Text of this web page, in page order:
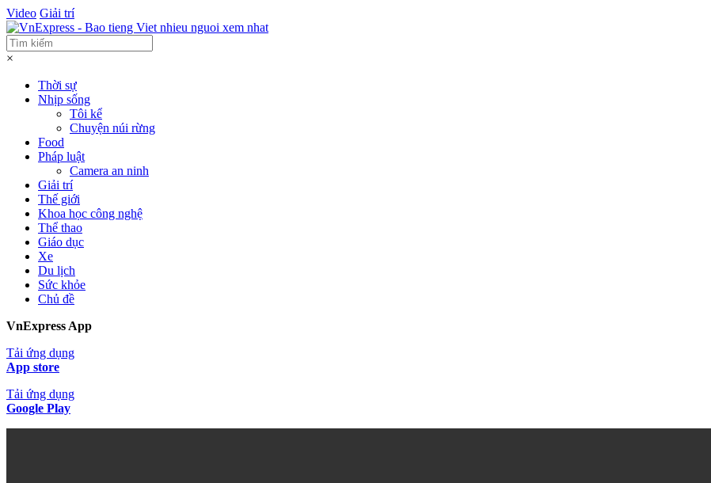
Video Giải trí
×
Thời sự
Nhịp sống
Tôi kể
Chuyện núi rừng
Food
Pháp luật
Camera an ninh
Giải trí
Thế giới
Khoa học công nghệ
Thể thao
Giáo dục
Xe
Du lịch
Sức khỏe
Chủ đề
VnExpress App
Tải ứng dụng
App store
Tải ứng dụng
Google Play